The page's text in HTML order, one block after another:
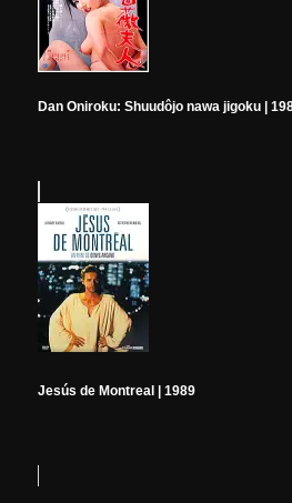
Dan Oniroku: Shuudôjo nawa jigoku |
Jesús de Montreal | 1989